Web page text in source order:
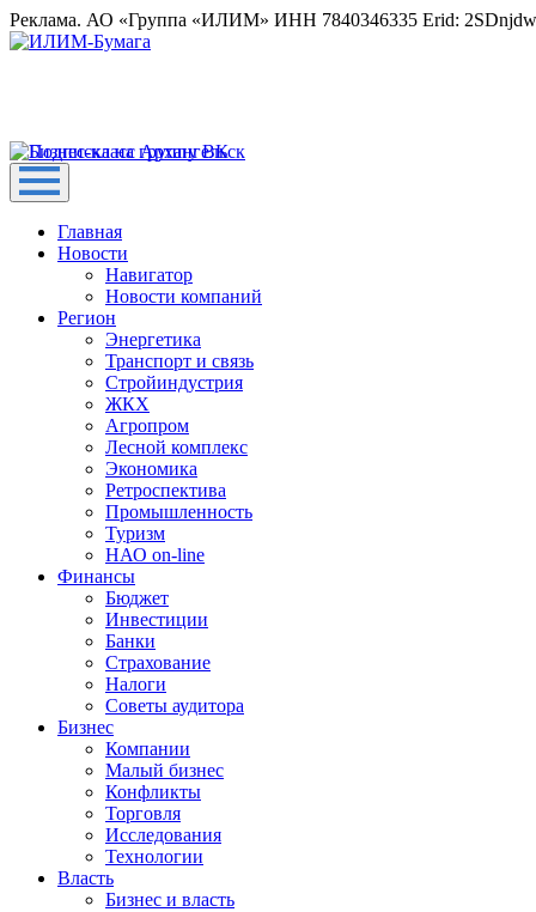
Реклама. АО «Группа «ИЛИМ» ИНН 7840346335 Erid:
Главная
Новости
Навигатор
Новости компаний
Регион
Энергетика
Транспорт и связь
Стройиндустрия
ЖКХ
Агропром
Лесной комплекс
Экономика
Ретроспектива
Промышленность
Туризм
НАО on-line
Финансы
Бюджет
Инвестиции
Банки
Страхование
Налоги
Советы аудитора
Бизнес
Компании
Малый бизнес
Конфликты
Торговля
Исследования
Технологии
Власть
Бизнес и власть